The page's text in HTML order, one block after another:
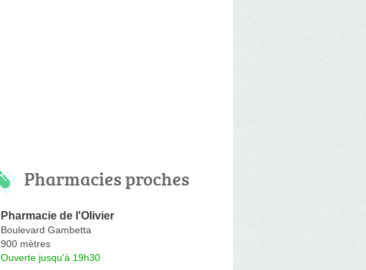
Pharmacies proches
Pharmacie de l'Olivier
Boulevard Gambetta
900 mètres
Ouverte jusqu'à 19h30